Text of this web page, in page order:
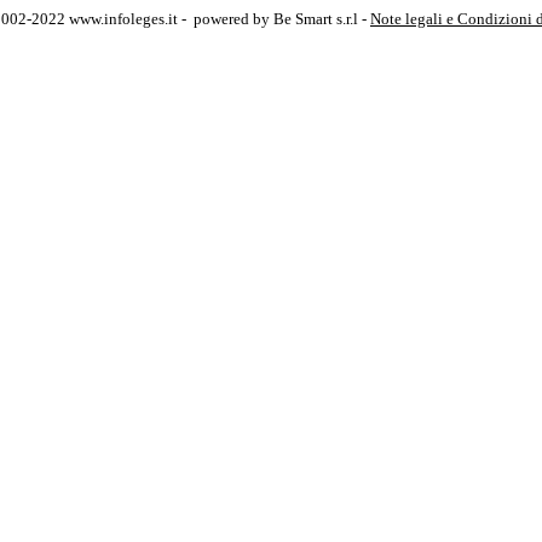
2022 www.infoleges.it - powered by Be Smart s.r.l - Note legali e Condizioni